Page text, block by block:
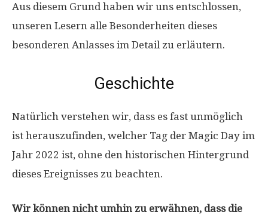
Aus diesem Grund haben wir uns entschlossen,
unseren Lesern alle Besonderheiten dieses
besonderen Anlasses im Detail zu erläutern.
Geschichte
Natürlich verstehen wir, dass es fast unmöglich
ist herauszufinden, welcher Tag der Magic Day im
Jahr 2022 ist, ohne den historischen Hintergrund
dieses Ereignisses zu beachten.
Wir können nicht umhin zu erwähnen, dass die